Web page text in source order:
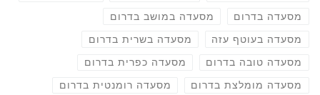
מסעדה בדרום מסעדה במושב בדרום
מסעדה בעוטף עזה מסעדה בשרית בדרום
מסעדה טובה בדרום מסעדה כפרית בדרום
מסעדה מומלצת בדרום מסעדה רומנטית בדרום